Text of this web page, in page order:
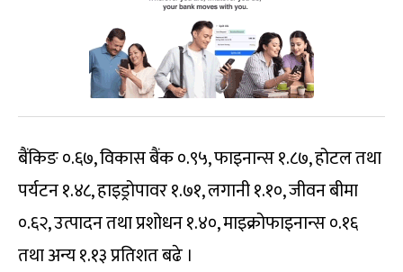
बैंकिङ ०.६७, विकास बैंक ०.९५, फाइनान्स १.८७, होटल तथा
पर्यटन १.४८, हाइड्रोपावर १.७१, लगानी १.१०, जीवन बीमा
०.६२, उत्पादन तथा प्रशोधन १.४०, माइक्रोफाइनान्स ०.१६
तथा अन्य १.१३ प्रतिशत बढे ।